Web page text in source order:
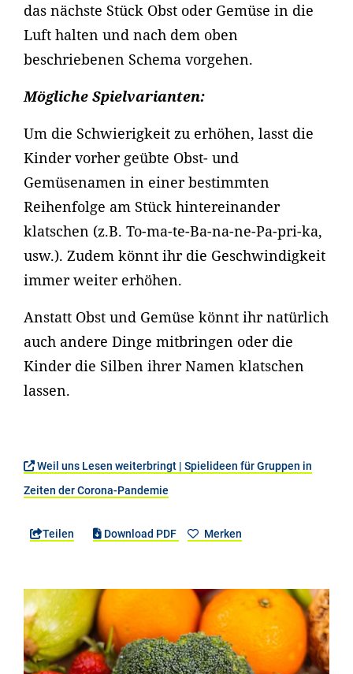
das nächste Stück Obst oder Gemüse in die
Luft halten und nach dem oben
beschriebenen Schema vorgehen.
Mögliche Spielvarianten:
Um die Schwierigkeit zu erhöhen, lasst die
Kinder vorher geübte Obst- und
Gemüsenamen in einer bestimmten
Reihenfolge am Stück hintereinander
klatschen (z.B. To-ma-te-Ba-na-ne-Pa-pri-ka,
usw.). Zudem könnt ihr die Geschwindigkeit
immer weiter erhöhen.
Anstatt Obst und Gemüse könnt ihr natürlich
auch andere Dinge mitbringen oder die
Kinder die Silben ihrer Namen klatschen
lassen.
Weil uns Lesen weiterbringt | Spielideen für Gruppen in
Zeiten der Corona-Pandemie
Teilen Download PDF Merken